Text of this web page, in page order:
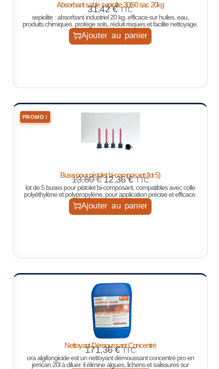
Absorbant sable sepiolite 30/60 sac 20kg
31,42€ TTC
sepiolite : absorbant industriel 20 kg. efficace sur huiles, eau,
produits chimiques. protège sols, réduit risques et facilite nettoyage.
Ajouter au panier
PROMO !
Buse pour pistolet bi-composant (lot 5)
13,80€ 12,36€ TTC
lot de 5 buses pour pistolet bi-composant, compatibles avec colle
polyéthylène et polypropylène, pour application précise et efficace.
Ajouter au panier
Nettoyant Démoussant Concentré
171,36€ TTC
ora algifongicide est un nettoyant démoussant concentré pro en
jerrican 20l à diluer. il élimine algues, lichens et salissures sur